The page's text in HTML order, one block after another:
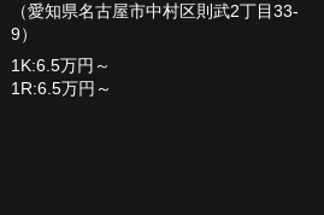
（愛知県名古屋市中村区則武2丁目33-
9）
1K:6.5万円～
1R:6.5万円～